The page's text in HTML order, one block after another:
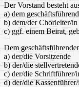
Der Vorstand besteht
a) dem
b) dem/der Chorleiter/in
c) ggf. einem Beirat,
Dem
a) der/die Vorsitzende
b) der/die
c) der/die Schriftführer/
d) der/die